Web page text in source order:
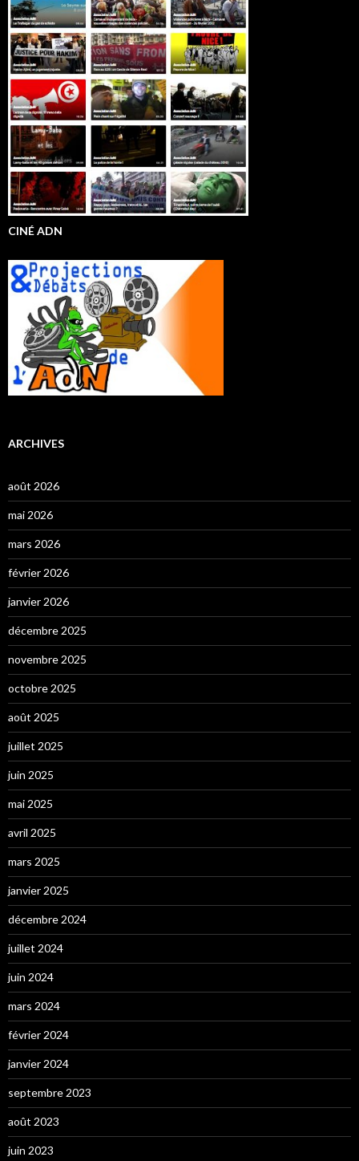
CINÉ ADN
ARCHIVES
août 2026
mai 2026
mars 2026
février 2026
janvier 2026
décembre 2025
novembre 2025
octobre 2025
août 2025
juillet 2025
juin 2025
mai 2025
avril 2025
mars 2025
janvier 2025
décembre 2024
juillet 2024
juin 2024
mars 2024
février 2024
janvier 2024
septembre 2023
août 2023
juin 2023